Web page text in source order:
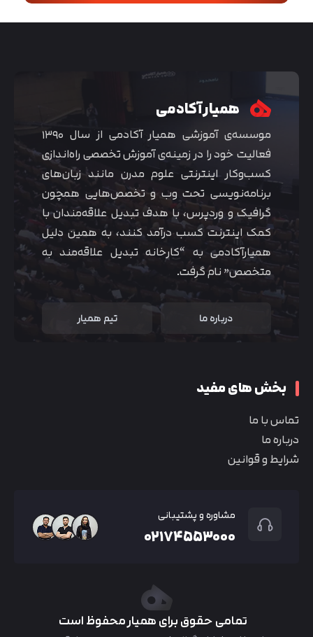
همیار آکادمی
موسسه‌ی آموزشی همیار آکادمی از سال ۱۳۹۰
فعالیت خود را در زمینه‌ی آموزش تخصصی راه‌اندازی
کسب‌و‌کار اینترنتی علوم مدرن مانند زبان‌های
برنامه‌نویسی تحت وب و تخصص‌هایی همچون
گرافیک و وردپرس، با هدف تبدیل علاقه‌مندان با
کمک اینترنت کسب درآمد کنند، به همین دلیل
همیارآکادمی به “کارخانه تبدیل علاقه‌مند به
متخصص” نام گرفت.
درباره ما تیم همیار
بخش های مفید
تماس با ما
درباره ما
شرایط و قوانین
مشاوره و پشتیبانی
۰۲۱۷۴۵۵۳۰۰۰
تمامی حقوق برای همیار محفوظ است
متوجه شدم